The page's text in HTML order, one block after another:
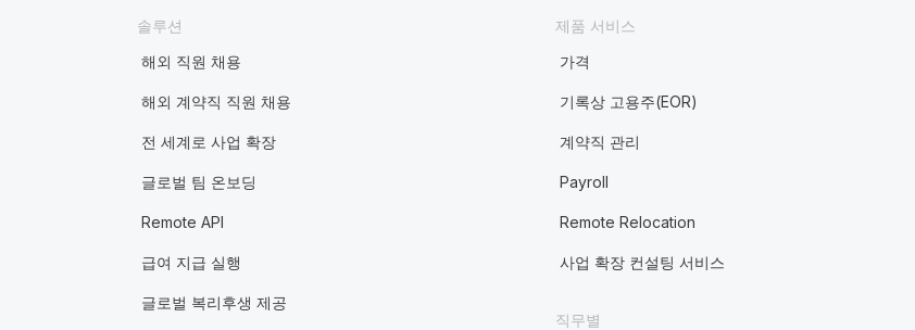
솔루션
해외 직원 채용
해외 계약직 직원 채용
전 세계로 사업 확장
글로벌 팀 온보딩
Remote API
급여 지급 실행
글로벌 복리후생 제공
제품 서비스
가격
기록상 고용주(EOR)
계약직 관리
Payroll
Remote Relocation
사업 확장 컨설팅 서비스
직무별